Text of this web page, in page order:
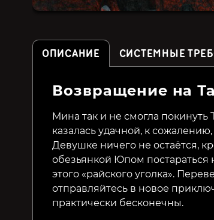
Frankenstein’s Creature
81% 69₽
ОПИСАНИЕ СИСТЕМНЫЕ
Возвращение на
Мина так и не смогла покинуть
казалась удачной, к
Девушке ничего не остаётся,
обезьянкой Юпом постараться
этого «райского уголка».
отправляйтесь в новое
практически бесконечны.